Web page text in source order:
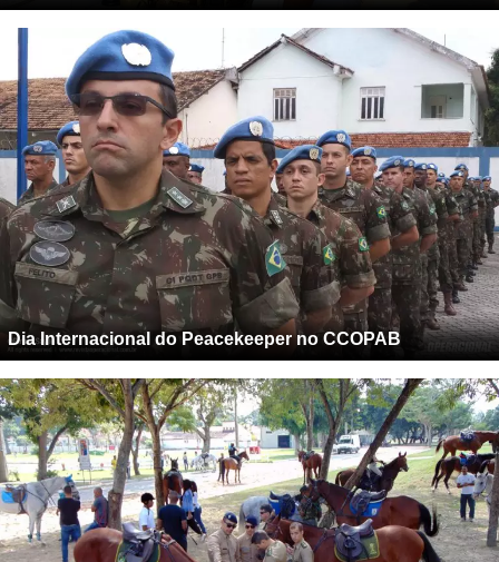
Dia Internacional do Peacekeeper no CCOPAB